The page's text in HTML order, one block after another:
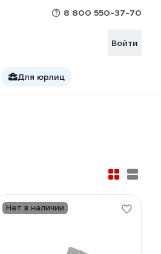
8 800 550-37-70
Войти
Для юрлиц
Нет в наличии